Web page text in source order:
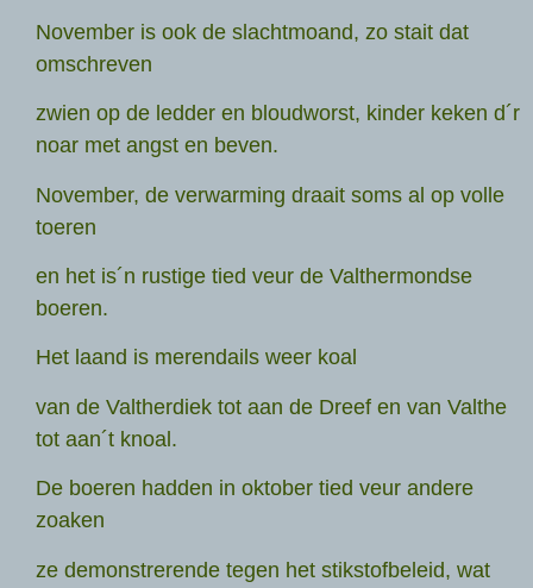
November is ook de slachtmoand, zo stait dat
omschreven
zwien op de ledder en bloudworst, kinder keken d´r
noar met angst en beven.
November, de verwarming draait soms al op volle
toeren
en het is´n rustige tied veur de Valthermondse
boeren.
Het laand is merendails weer koal
van de Valtherdiek tot aan de Dreef en van Valthe
tot aan´t knoal.
De boeren hadden in oktober tied veur andere
zoaken
ze demonstrerende tegen het stikstofbeleid, wat